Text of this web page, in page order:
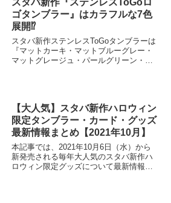
い。
ゴタンブラー』はカラフルな7色
展開⁉
スタバ新作ステンレスToGoタンブラーは
『マットカーキ・マットブルーグレー・
マットグレージュ・パールグリーン・パ
【大人気】スタバ新作ハロウィン
限定タンブラー・カード・グッズ
最新情報まとめ【2021年10月】
本記事では、2021年10月6日（水）から
新発売される毎年大人気のスタバ新作ハ
ロウィン限定グッズについて最新情報を